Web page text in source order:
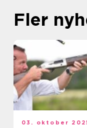
Fler
03. oktober